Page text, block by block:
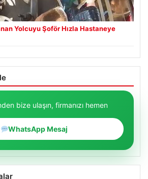
Yolcuyu Şoför Hızla Hastaneye
bize ulaşın, firmanızı hemen
WhatsApp Mesaj